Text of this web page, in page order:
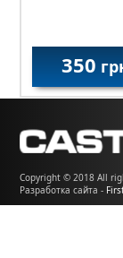
350
Copyright © 2018 All
Разработка сайта -